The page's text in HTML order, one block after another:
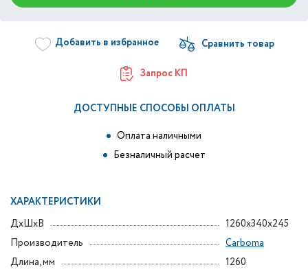
Добавить в избранное
Запрос КП
ДОСТУПНЫЕ СПОСОБЫ ОПЛАТЫ
Оплата наличными
Безналичный расчет
ХАРАКТЕРИСТИКИ
ДxШxВ
1260x340x245
Производитель
Carboma
Длина, мм
1260